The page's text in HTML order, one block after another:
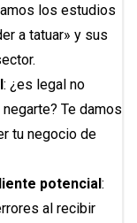
los estudios
a tatuar» y sus
: ¿es legal no
Te damos
tu negocio de
potencial:
al recibir